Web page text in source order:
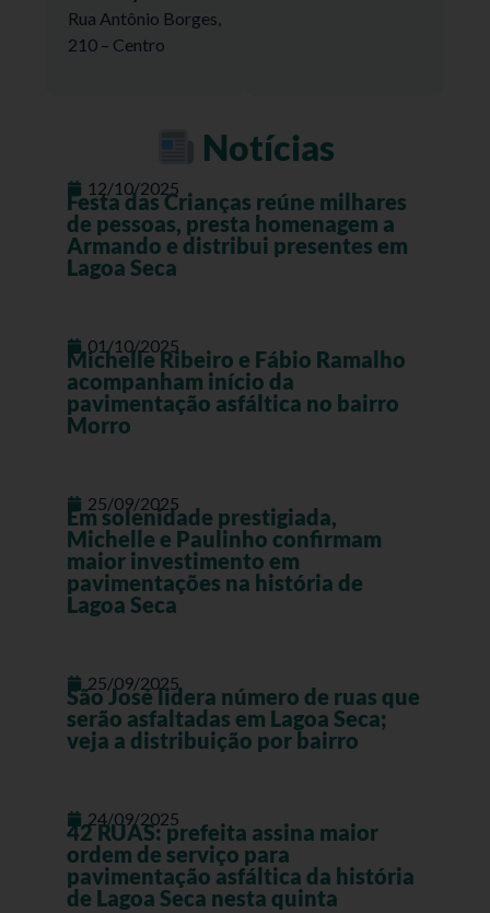
Notícias
12/10/2025
Festa das Crianças reúne milhares
de pessoas, presta homenagem a
Armando e distribui presentes em
Lagoa Seca
01/10/2025
Michelle Ribeiro e Fábio Ramalho
acompanham início da
pavimentação asfáltica no bairro
Morro
25/09/2025
Em solenidade prestigiada,
Michelle e Paulinho confirmam
maior investimento em
pavimentações na história de
Lagoa Seca
25/09/2025
São José lidera número de ruas que
serão asfaltadas em Lagoa Seca;
veja a distribuição por bairro
24/09/2025
42 RUAS: prefeita assina maior
ordem de serviço para
pavimentação asfáltica da história
de Lagoa Seca nesta quinta
Rua Antônio Borges,
210 – Centro